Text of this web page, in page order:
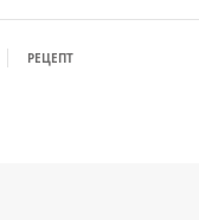
РЕЦЕПТ